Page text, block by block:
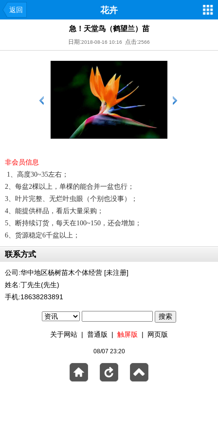
返回 花卉
急！天堂鸟（鹤望兰）苗
日期:2018-08-16 10:16 点击:2566
非会员信息
1、高度30~35左右；
2、每盆2棵以上，单棵的能合并一盆也行；
3、叶片完整、无烂叶虫眼（个别也没事）；
4、能提供样品，看后大量采购；
5、断持续订货，每天在100~150，还会增加；
6、货源稳定6千盆以上；
联系方式
公司:华中地区杨树苗木个体经营 [未注册]
姓名:丁先生(先生)
手机:18638283891
关于网站 | 普通版 | 触屏版 | 网页版
08/07 23:20